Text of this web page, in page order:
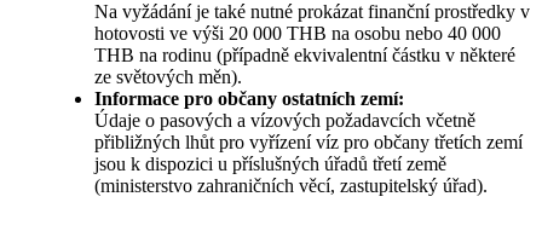
Na vyžádání je také nutné prokázat finanční prostředky v
hotovosti ve výši 20 000 THB na osobu nebo 40 000
THB na rodinu (případně ekvivalentní částku v některé
ze světových měn).
Informace pro občany ostatních zemí:
Údaje o pasových a vízových požadavcích včetně
přibližných lhůt pro vyřízení víz pro občany třetích zemí
jsou k dispozici u příslušných úřadů třetí země
(ministerstvo zahraničních věcí, zastupitelský úřad).